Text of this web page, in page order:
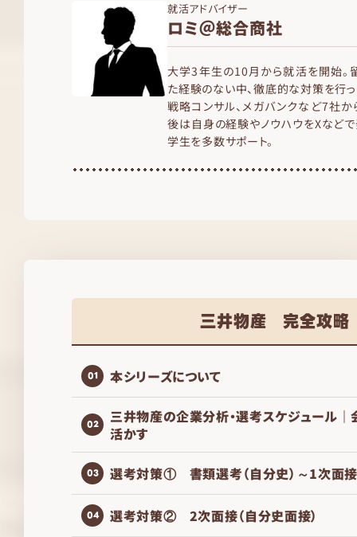
就活アドバイザー
ロミ＠総合商社
大学3年生の10月から就活を開始。
た経験のない中、徹底的な対策を行
戦略コンサル、メガバンクなど7社
後は自身の経験やノウハウをXなど
学生を多数サポート。
三井物産 完全攻略
01 本シリーズについて
02
三井物産の企業分析・選考スケジュール
活かす
03 選考対策① 書類選考（自分史）～1次面接
04 選考対策② 2次面接（自分史面接）